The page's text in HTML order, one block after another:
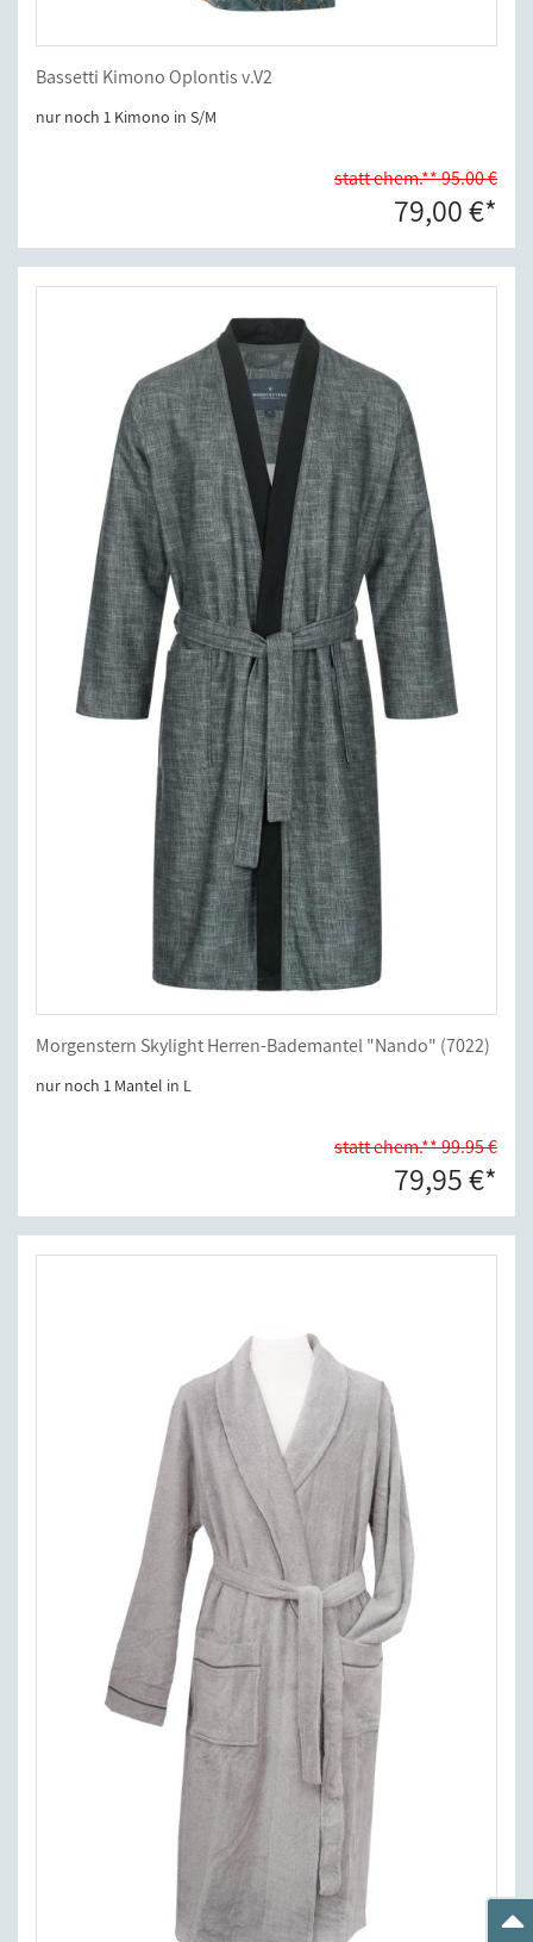
Bassetti Kimono Oplontis v.V2
nur noch 1 Kimono in S/M
statt ehem.** 95.00 €
79,00 €*
Morgenstern Skylight Herren-Bademantel "Nando" (7022)
nur noch 1 Mantel in L
statt ehem.** 99.95 €
79,95 €*